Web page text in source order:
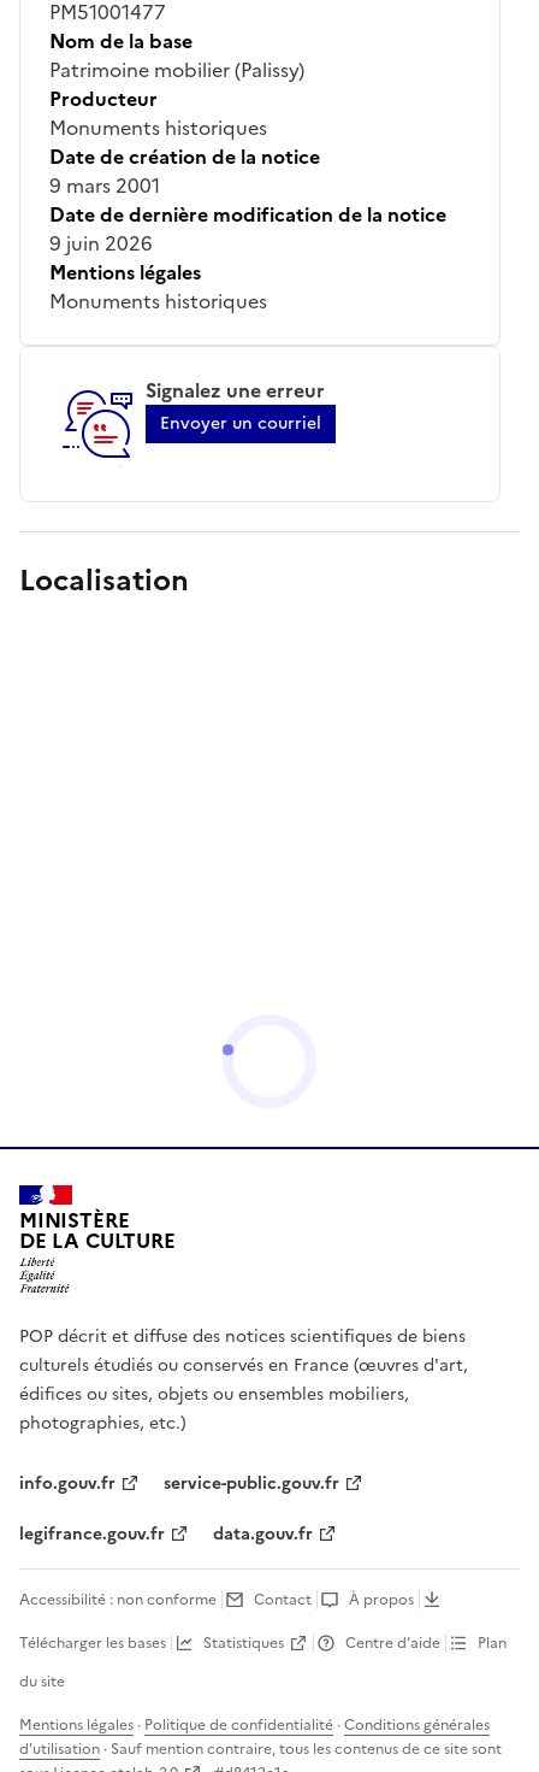
PM51001477
Nom de la base
Patrimoine mobilier (Palissy)
Producteur
Monuments historiques
Date de création de la notice
9 mars 2001
Date de dernière modification de la notice
9 juin 2026
Mentions légales
Monuments historiques
Signalez une erreur
Envoyer un courriel
Localisation
MINISTÈRE
DE LA CULTURE
POP décrit et diffuse des notices scientifiques de biens
culturels étudiés ou conservés en France (œuvres d'art,
édifices ou sites, objets ou ensembles mobiliers,
photographies, etc.)
info.gouv.fr
service-public.gouv.fr
legifrance.gouv.fr
data.gouv.fr
Accessibilité : non conforme Contact
À propos
Télécharger les bases
Statistiques Centre d’aide
Plan
du site
Mentions légales · Politique de confidentialité ·Conditions générales
d'utilisation · Sauf mention contraire, tous les contenus de ce site sont